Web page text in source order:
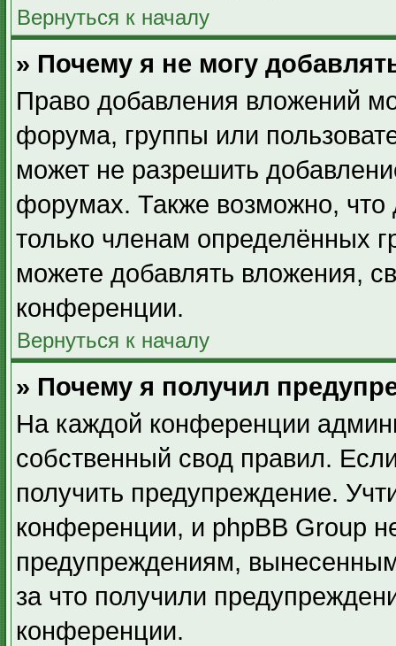
Вернуться к началу
» Почему я не могу
Право добавления вложений
форума, группы или
может не разрешить
форумах. Также возможно,
только членам определённых
можете добавлять вложения,
конференции.
Вернуться к началу
» Почему я получил
На каждой конференции
собственный свод правил.
получить предупреждение.
конференции, и phpBB Group
предупреждениям,
за что получили
конференции.